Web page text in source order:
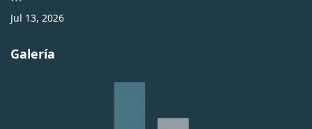
Jul 13, 2026
Galería